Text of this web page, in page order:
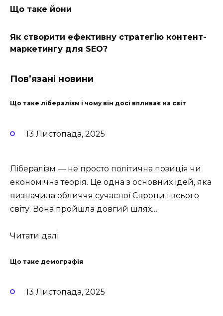
Що таке йони
Як створити ефективну стратегію контент-
маркетингу для SEO?
Пов’язані новини
Що таке лібералізм і чому він досі впливає на світ
13 Листопада, 2025
Лібералізм — не просто політична позиція чи
економічна теорія. Це одна з основних ідей, яка
визначила обличчя сучасної Європи і всього
світу. Вона пройшла довгий шлях…
Читати далі
Що таке демографія
13 Листопада, 2025